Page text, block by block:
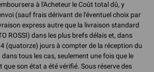
à l'Acheteur le Coût total dû, y
(sauf frais dérivant de l'éventuel choix par
express autre que la livraison standard
ROSSI) dans les plus brefs délais et, dans
(quatorze) jours à compter de la réception du
tous les cas, seulement une fois que le
que son état a été vérifié. Sous réserve des